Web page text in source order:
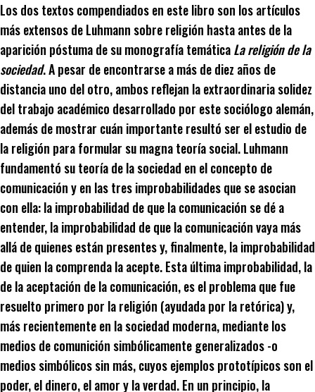
Los dos textos compendiados en este libro son los artículos
más extensos de Luhmann sobre religión hasta antes de la
aparición póstuma de su monografía temáticaLa religión de la
sociedad. A pesar de encontrarse a más de diez años de
distancia uno del otro, ambos reflejan la extraordinaria solidez
del trabajo académico desarrollado por este sociólogo alemán,
además de mostrar cuán importante resultó ser el estudio de
la religión para formular su magna teoría social. Luhmann
fundamentó su teoría de la sociedad en el concepto de
comunicación y en las tres improbabilidades que se asocian
con ella: la improbabilidad de que la comunicación se dé a
entender, la improbabilidad de que la comunicación vaya más
allá de quienes están presentes y, finalmente, la improbabilidad
de quien la comprenda la acepte. Esta última improbabilidad, la
de la aceptación de la comunicación, es el problema que fue
resuelto primero por la religión (ayudada por la retórica) y,
más recientemente en la sociedad moderna, mediante los
medios de comunición simbólicamente generalizados -o
medios simbólicos sin más, cuyos ejemplos prototípicos son el
poder, el dinero, el amor y la verdad. En un principio, la